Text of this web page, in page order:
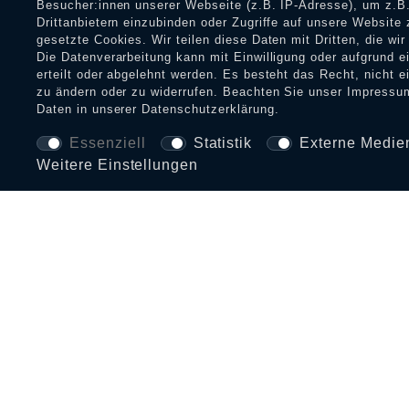
Besucher:innen unserer Webseite (z.B. IP-Adresse), um
Drittanbietern einzubinden oder Zugriffe auf unsere
gesetzte Cookies. Wir teilen diese Daten mit Dritten, die wir
Die Datenverarbeitung kann mit Einwilligung oder aufgrund
erteilt oder abgelehnt werden. Es besteht das Recht, nicht
zu ändern oder zu widerrufen. Beachten Sie unser
Daten in unserer Daten­schutz­erklärung.
Essenziell Statistik Externe
Weitere Einstellungen